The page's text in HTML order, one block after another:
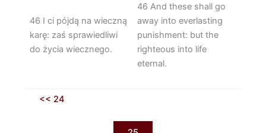
46 I ci pójdą na wieczną
karę: zaś sprawiedliwi
do życia wiecznego.
46 And these shall go
away into everlasting
punishment: but the
righteous into life
eternal.
<< 24